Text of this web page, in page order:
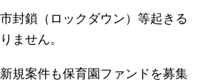
封鎖（ロックダウン）等起きる
ません。
規案件も保育園ファンドを募集